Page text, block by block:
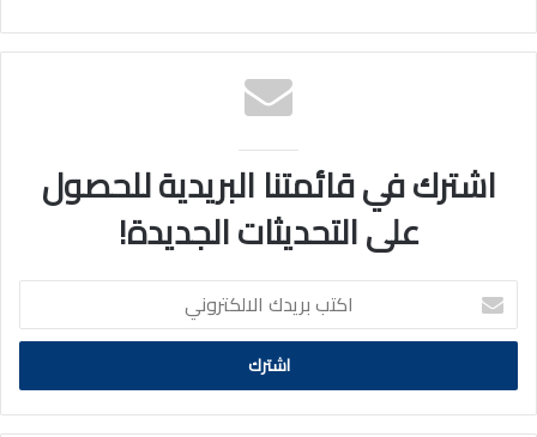
اشترك في قائمتنا البريدية للحصول
على التحديثات الجديدة!
اكتب
بريدك
الالكتروني